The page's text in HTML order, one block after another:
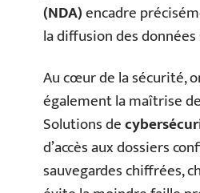
(NDA)encadre
la diffusion des
Au cœur de la sécurité,
également la maîtrise
Solutions de
d’accès aux dossiers
sauvegardes chiffrées,